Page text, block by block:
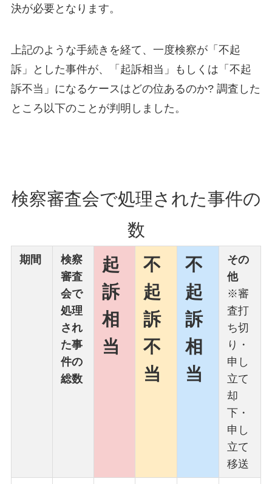
決が必要となります。
上記のような手続きを経て、一度検察が「不起
訴」とした事件が、「起訴相当」もしくは「不起
訴不当」になるケースはどの位あるのか? 調査した
ところ以下のことが判明しました。
検察審査会で処理された事件の
数
期間
検察
審査
会で
処理
され
た事
件の
総数
起
訴
相
当
不
起
訴
不
当
不
起
訴
相
当
その
他
※審
査打
ち切
り・
申し
立て
却
下・
申し
立て
移送